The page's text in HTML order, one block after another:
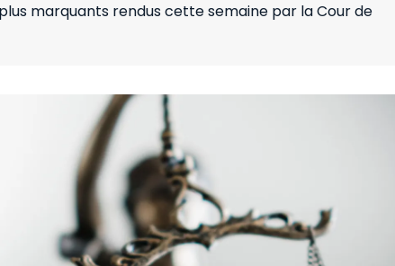
marquants rendus cette semaine par la Cour de